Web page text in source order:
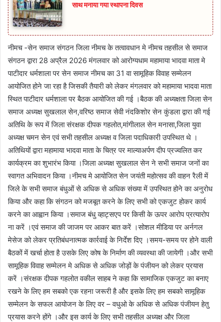
साथ मनाया गया स्थापना दिवस
नीमच -सेन समाज संगठन जिला नीमच के तत्वावधान मे नीमच तहसील से समाज
संगठन द्वारा 28 अप्रैल 2026 मंगलवार को आरोग्यधाम महामाया भादवा माता मे
पाटीदार धर्मशाला पर सेन समाज नीमच का 31 वा सामूहिक विवाह सम्मेलन
आयोजित होने जा रहा है जिसकी तैयारी को लेकर मंगलवार को महामाया भादवा माता
स्थित पाटीदार धर्मशाला पर बैठक आयोजित की गई ।बैठक की अध्यक्षता जिला सेन
समाज अध्यक्ष सुखलाल सेन,वरिष्ठ समाज सेवी नंदकिशोर सेन कुंडला द्वारा की गई
अतिथि के रूप में जिला संरक्षक दीपक गहलोत,मांगीलाल सेन मनासा,जिला युवा
अध्यक्ष चमन सेन एवं सभी तहसील अध्यक्ष व जिला पदाधिकारी उपस्थित थे ।
अतिथियों द्वारा महामाया भादवा माता के चित्र पर माल्याअर्पण दीप प्रज्वलित कर
कार्यक्रम का शुभारंभ किया ।जिला अध्यक्ष सुखलाल सेन ने सभी समाज जनों का
स्वागत अभिवादन किया ।नीमच मे आयोजित सेन जयंती महोत्सव की वाहन रैली में
जिले के सभी समाज बंधुओं से अधिक से अधिक संख्या में उपस्थित होने का अनुरोध
किया और कहा कि संगठन को मजबूत करने के लिए सभी को एकजुट होकर कार्य
करने का आह्वान किया ।समाज बंधु व्हाट्सएप पर किसी के ऊपर आरोप प्रत्यारोप
ना करें ।एवं समाज की जाजम पर आकर बात करें ।सोशल मीडिया पर अर्नगल
मेसेज को लेकर प्रतिबंधनात्मक कार्रवाई के निर्देश दिए ।समय-समय पर होने वाली
बैठकों में खर्चा होता है उसके लिए कोष के निर्माण की व्यवस्था की जायेगी ।और सभी
सामूहिक विवाह सम्मेलन मे अधिक से अधिक जोड़ों के पंजीयन को लेकर प्रयास
करें ।संरक्षक दीपक गहलोत वकील साहब ने कहा कि सामाजिक एकजुट का बनाए
रखने के लिए हम सबको एक रहना जरूरी है और इसके लिए हम सबको सामूहिक
सम्मेलन के सफल आयोजन के लिए वर – वधुओ के अधिक से अधिक पंजीयन हेतु
प्रयास करने होंगे ।और इस कार्य के लिए सभी तहसील अध्यक्ष और जिला